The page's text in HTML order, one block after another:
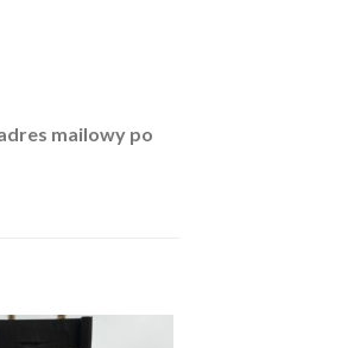
mailowy po